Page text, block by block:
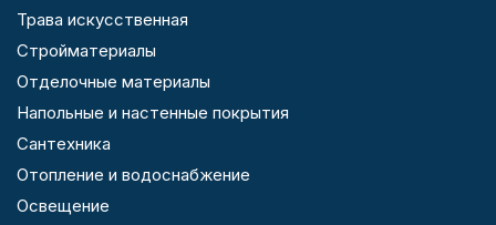
Трава искусственная
Стройматериалы
Отделочные материалы
Напольные и настенные покрытия
Сантехника
Отопление и водоснабжение
Освещение